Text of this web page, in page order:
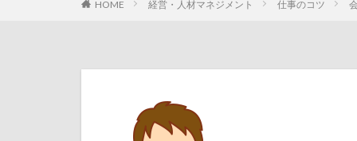
HOME 経営・人材マネジメント 仕事のコツ